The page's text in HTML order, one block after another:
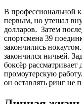
В профессиональной
первым, но утешал
долларов. Затем
спортсмена 39
закончились
закончился ничьей.
боксёр рассматривает
промоутерскую
он оставлять ринг не